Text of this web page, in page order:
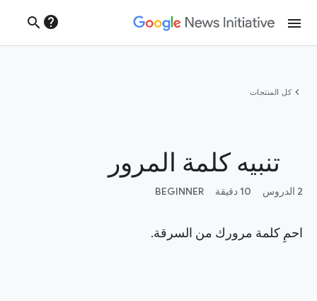
menu
help
search
chevron_left‫كل المنتجات‬
تنبيه كلمة المرور
2 الدروس 10 دقيقة BEGINNER
احمِ كلمة مرورك من السرقة.